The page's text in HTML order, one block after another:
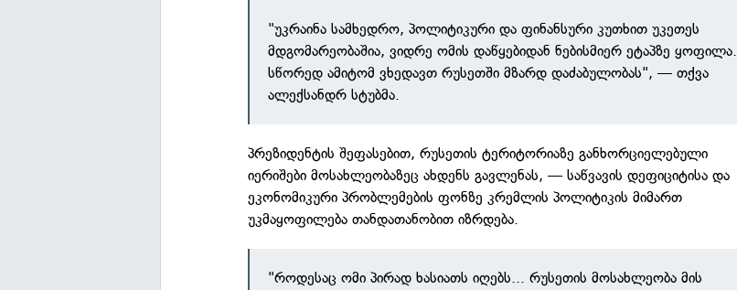
"უკრაინა სამხედრო, პოლიტიკური და ფინანსური კუთხით უკეთეს
მდგომარეობაშია, ვიდრე ომის დაწყებიდან ნებისმიერ ეტაპზე ყოფილა.
სწორედ ამიტომ ვხედავთ რუსეთში მზარდ დაძაბულობას", — თქვა
ალექსანდრ სტუბმა.
პრეზიდენტის შეფასებით, რუსეთის ტერიტორიაზე განხორციელებული
იერიშები მოსახლეობაზეც ახდენს გავლენას, — საწვავის დეფიციტისა და
ეკონომიკური პრობლემების ფონზე კრემლის პოლიტიკის მიმართ
უკმაყოფილება თანდათანობით იზრდება.
"როდესაც ომი პირად ხასიათს იღებს... რუსეთის მოსახლეობა მის